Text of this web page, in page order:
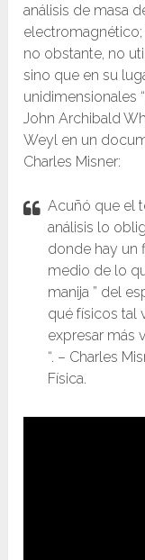
análisis de masa
electromagnético;
no obstante, no
sino que en su
unidimensionales
John Archibald
Weyl en un
Charles Misner:
Acuñó que el
análisis lo
donde hay un
medio de lo
manija ” del
qué físicos tal
expresar más
“. – Charles
Física.